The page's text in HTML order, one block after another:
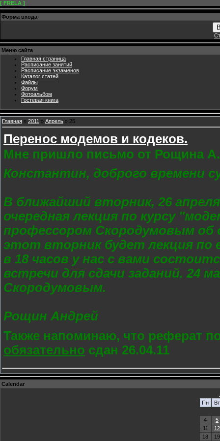
[ FRELA ]
Форма входа
Меню сайта
Главная страница
Расписание занятий
Расписание экзаменов
Каталог статей
Файлы
Форум
Фотоальбом
Гостевая книга
Главная » 2011 » Апрель » 25
Перенос модемов и кодеков.
Мне пришло письмо от Рощина
Константин, доброго времени
В ближайший вторник, 26
очередная лекция по курсу
профессором Скородумовым об
этот вторник будет лекция по
в 18 часов у нас с вами
встречи для сдачи заданий. 24
Скородумовым.
Рощин Андрей
Также напоминаю, что реферат
обязательно сдан 26.04.11
Calendar
Пн
Вт
4
5
11
12
18
19